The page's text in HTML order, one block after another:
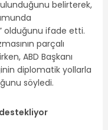
belirterek,
olduğunu ifade etti.
parçalı
ABD Başkanı
diplomatik yollarla
söyledi.